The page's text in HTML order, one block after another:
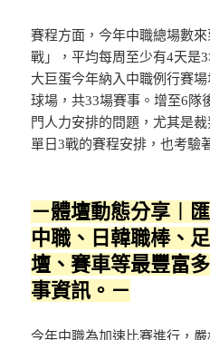
賽程方面，今年中職總場數
戰」，平均每周至少有4天是
大巨蛋今年納入中職例行賽
球場，共33場賽事。增至6隊
門人力安排的問題，尤其是
單日3戰的賽程安排，也考驗
－體壇動態分享︱
中職、日韓職棒、
壇、賽車等最豐富
事資訊。－
今年中職為加速比賽進行，